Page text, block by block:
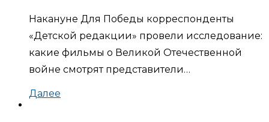
Накануне Для Победы корреспонденты
«Детской редакции» провели исследование:
какие фильмы о Великой Отечественной
войне смотрят представители…
Далее